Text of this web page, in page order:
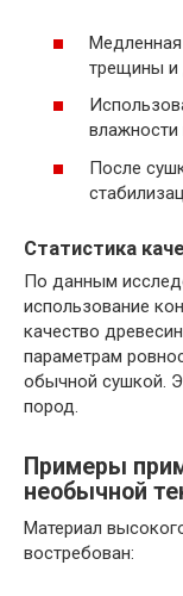
Медленная
трещины и
влажности
После
Статистика
По данным
использование
качество
параметрам
обычной сушкой.
пород.
Примеры
необычной
Материал
востребован: